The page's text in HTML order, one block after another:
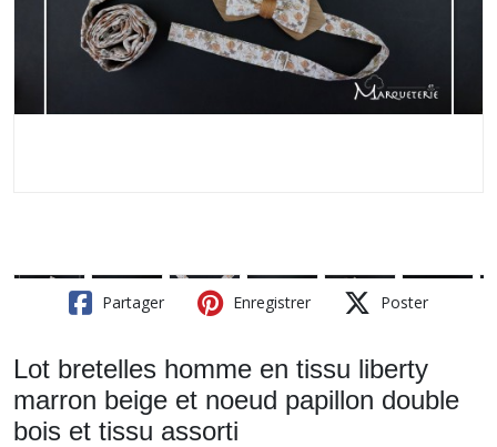
Partager Enregistrer Poster
Lot bretelles homme en tissu liberty
marron beige et noeud papillon double
bois et tissu assorti